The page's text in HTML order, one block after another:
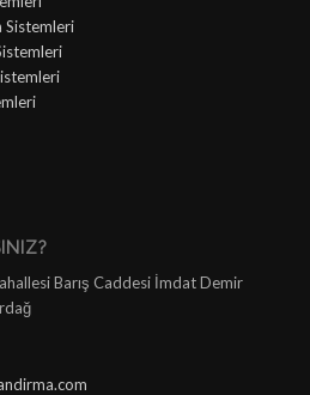
Sistemleri
Barış Caddesi İmdat Demir